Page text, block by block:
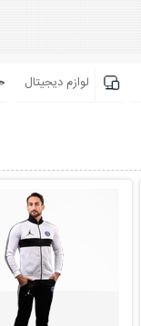
لوازم دیجیتال